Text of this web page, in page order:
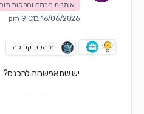
אומנות הבמה והפקות תוכן
16/06/2026 ב9:01 pm
מנהלת קהילה
יש שם אפשרות להכנס?